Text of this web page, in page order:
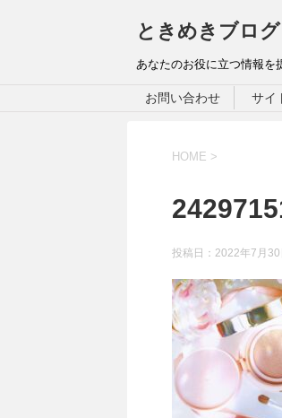
ときめきブログ
あなたのお役に立つ情報を
お問い合わせ サイ
HOME >
投稿日： 2022年7月30